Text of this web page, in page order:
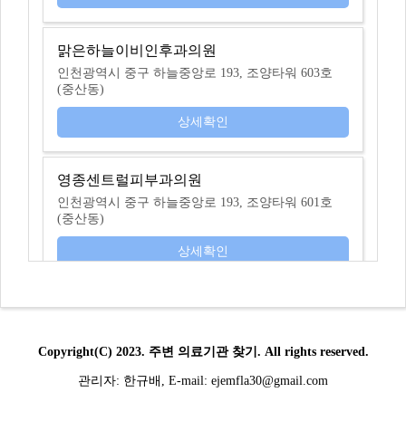
맑은하늘이비인후과의원
인천광역시 중구 하늘중앙로 193, 조양타워 603호
(중산동)
상세확인
영종센트럴피부과의원
인천광역시 중구 하늘중앙로 193, 조양타워 601호
(중산동)
상세확인
하늘비뇨의학과의원
산동)
상세확인
Copyright(C) 2023. 주변 의료기관 찾기 . All rights reserved.
관리자: 한규배, E-mail: ejemfla30@gmail.com